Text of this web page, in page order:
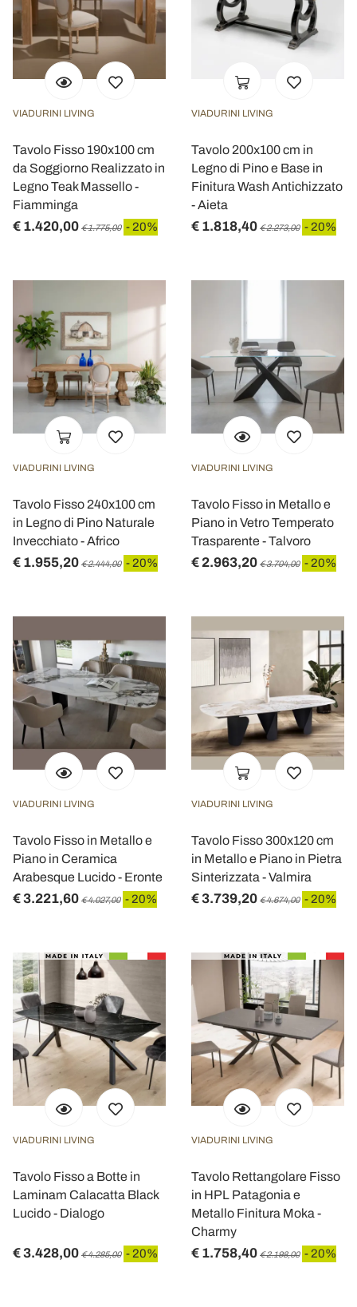
VIADURINI LIVING
Tavolo Fisso 190x100 cm
da Soggiorno Realizzato in
Legno Teak Massello -
Fiamminga
€ 1.420,00 € 1.775,00 - 20%
VIADURINI LIVING
Tavolo 200x100 cm in
Legno di Pino e Base in
Finitura Wash Antichizzato
- Aieta
€ 1.818,40 € 2.273,00 - 20%
VIADURINI LIVING
Tavolo Fisso 240x100 cm
in Legno di Pino Naturale
Invecchiato - Africo
€ 1.955,20 € 2.444,00 - 20%
VIADURINI LIVING
Tavolo Fisso in Metallo e
Piano in Vetro Temperato
Trasparente - Talvoro
€ 2.963,20 € 3.704,00 - 20%
VIADURINI LIVING
Tavolo Fisso in Metallo e
Piano in Ceramica
Arabesque Lucido - Eronte
€ 3.221,60 € 4.027,00 - 20%
VIADURINI LIVING
Tavolo Fisso 300x120 cm
in Metallo e Piano in Pietra
Sinterizzata - Valmira
€ 3.739,20 € 4.674,00 - 20%
VIADURINI LIVING
Tavolo Fisso a Botte in
Laminam Calacatta Black
Lucido - Dialogo
€ 3.428,00 € 4.285,00 - 20%
VIADURINI LIVING
Tavolo Rettangolare Fisso
in HPL Patagonia e
Metallo Finitura Moka -
Charmy
€ 1.758,40 € 2.198,00 - 20%